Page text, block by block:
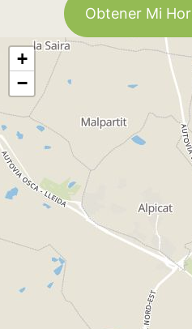
Obtener Mi
+
−